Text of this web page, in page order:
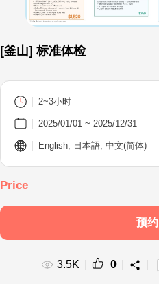
[釜山] 标准体检
2~3小时
2025/01/01 ~ 2025/12/31
English, 日本語, 中文(简体)
预约
3.5K 0